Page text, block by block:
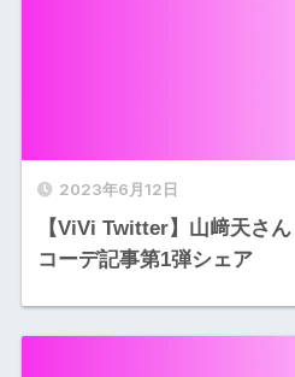
2023年6月12日
【ViVi Twitter】山﨑天さ
コーデ記事第1弾シェア